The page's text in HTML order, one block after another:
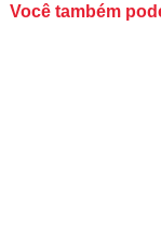
Você também